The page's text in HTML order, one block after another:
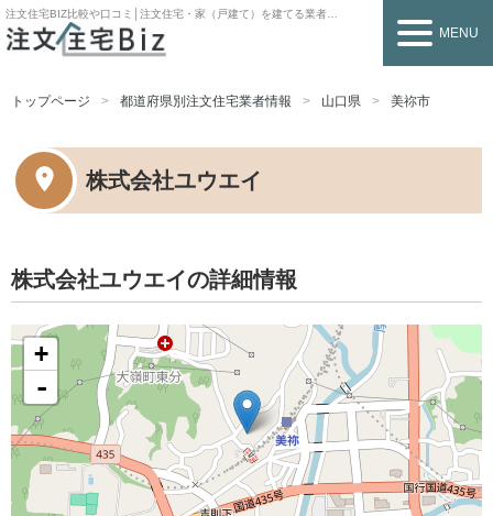
注文住宅BIZ比較や口コミ│注文住宅・家（戸建て）を建てる業者を探すなら
MENU
トップページ 都道府県別注文住宅業者情報 山口県 美祢市
株式会社ユウエイ
株式会社ユウエイの詳細情報
+
-